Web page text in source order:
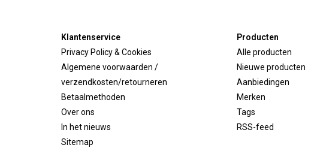
Klantenservice
Privacy Policy & Cookies
Algemene voorwaarden /
verzendkosten/retourneren
Betaalmethoden
Over ons
In het nieuws
Sitemap
Producten
Alle producten
Nieuwe producten
Aanbiedingen
Merken
Tags
RSS-feed